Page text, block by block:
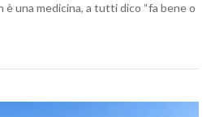
è una medicina, a tutti dico “fa bene o